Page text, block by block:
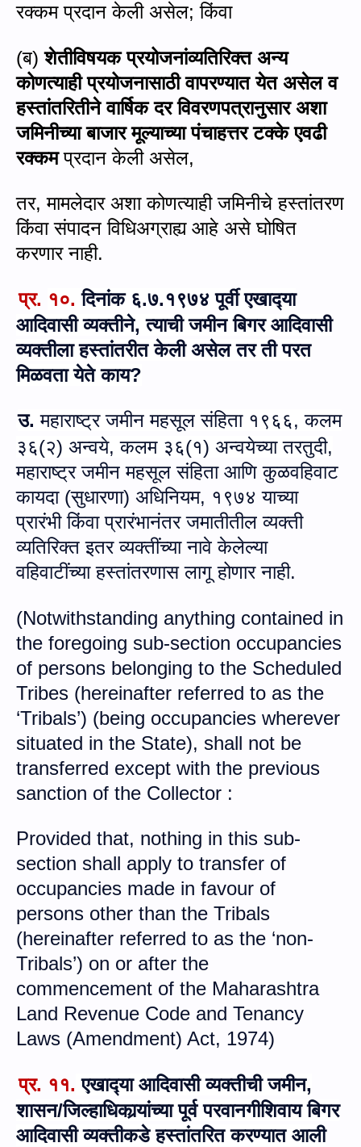
रक्कम प्रदान केली असेल;किंवा
(ब)शेतीविषयक प्रयोजनांव्यतिरिक्त अन्य
कोणत्याही प्रयोजनासाठी वापरण्यात येत असेल व
हस्तांतरितीने वार्षिक दर विवरणपत्रानुसार अशा
जमिनीच्या बाजार मूल्याच्या पंचाहत्तर टक्के एवढी
रक्कमप्रदान केली असेल,
तर,मामलेदार अशा कोणत्याही जमिनीचे हस्तांतरण
किंवा संपादन विधिअग्राह्य आहे असे घोषित
करणार नाही.
प्र. १०. दिनांक ६.७.१९७४ पूर्वी एखाद्‍या
आदिवासी व्‍यक्‍तीने, त्‍याची जमीन बिगर आदिवासी
व्‍यक्‍तीला हस्‍तांतरीत केली असेल तर ती परत
मिळवता येते काय?
उ. महाराष्ट्र जमीन महसूल संहिता १९६६, कलम
३६(२) अन्‍वये, कलम ३६(१) अन्‍वयेच्‍या तरतुदी,
महाराष्ट्र जमीन महसूल संहिता आणि कुळवहिवाट
कायदा (सुधारणा) अधिनियम, १९७४ याच्या
प्रारंभी किंवा प्रारंभानंतर जमातीतील व्यक्ती
व्यतिरिक्त इतर व्यक्तींच्या नावे केलेल्या
वहिवाटींच्या हस्तांतरणास लागू होणार नाही.
(Notwithstanding anything contained in
the foregoing sub-section occupancies
of persons belonging to the Scheduled
Tribes (hereinafter referred to as the
‘Tribals’) (being occupancies wherever
situated in the State), shall not be
transferred except with the previous
sanction of the Collector :
Provided that, nothing in this sub-
section shall apply to transfer of
occupancies made in favour of
persons other than the Tribals
(hereinafter referred to as the ‘non-
Tribals’) on or after the
commencement of the Maharashtra
Land Revenue Code and Tenancy
Laws (Amendment) Act, 1974)
प्र. ११. एखाद्‍या आदिवासी व्‍यक्‍तीची जमीन,
शासन/जिल्‍हाधिकार्‍यांच्‍या पूर्व परवानगीशिवाय बिगर
आदिवासी व्‍यक्‍तीकडे हस्‍तांतरित करण्‍यात आली